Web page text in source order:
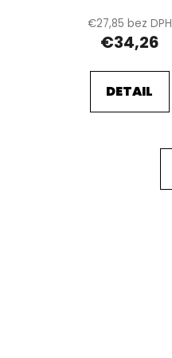
€27,85 bez DPH
€34,26
DETAIL